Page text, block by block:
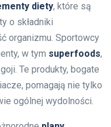
diety, które są
o składniki
organizmu. Sportowcy
w tym superfoods,
Te produkty, bogate
pomagają nie tylko
ogólnej wydolności.